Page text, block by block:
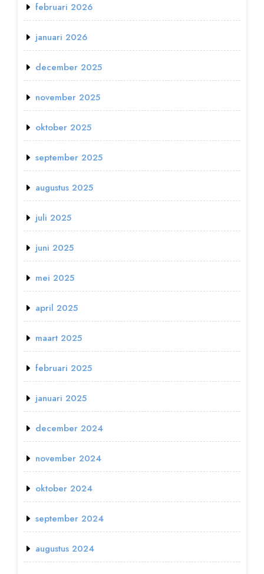
februari 2026
januari 2026
december 2025
november 2025
oktober 2025
september 2025
augustus 2025
juli 2025
juni 2025
mei 2025
april 2025
maart 2025
februari 2025
januari 2025
december 2024
november 2024
oktober 2024
september 2024
augustus 2024